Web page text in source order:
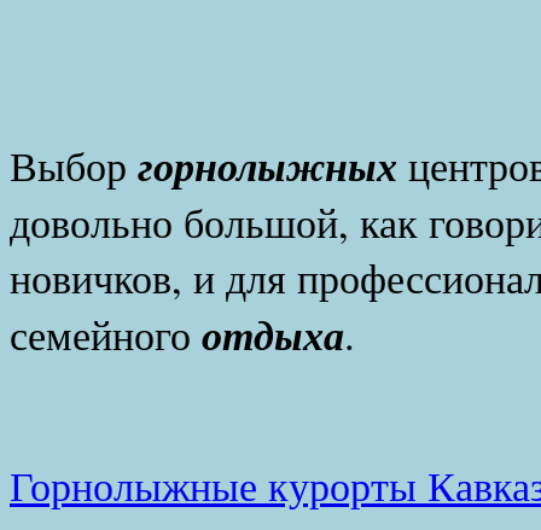
Выбор горнолыжных
довольно большой, как
новичков, и для
семейного отдыха.
Горнолыжные курорты